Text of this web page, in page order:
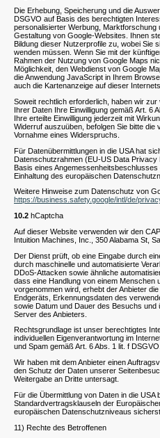
Die Erhebung, Speicherung und die
DSGVO auf Basis des berechtigten
personalisierter Werbung,
Gestaltung von Google-Websites. Ihnen
Bildung dieser Nutzerprofile zu, wobei Sie
wenden müssen. Wenn Sie mit der
Rahmen der Nutzung von Google Maps
Möglichkeit, den Webdienst von Google
die Anwendung JavaScript in Ihrem
auch die Kartenanzeige auf dieser
Soweit rechtlich erforderlich, haben wir
Ihrer Daten Ihre Einwilligung gemäß Art. 6
Ihre erteilte Einwilligung jederzeit mit
Widerruf auszuüben, befolgen Sie bitte
Vornahme eines Widerspruchs.
Für Datenübermittlungen in die USA hat
Datenschutzrahmen (EU-US Data
Basis eines
Einhaltung des europäischen
Weitere Hinweise zum Datenschutz von
https://business.safety.google/intl/de/
10.2 hCaptcha
Auf dieser Website verwenden wir den
Intuition Machines, Inc., 350 Alabama St,
Der Dienst prüft, ob eine Eingabe durch
durch maschinelle und automatisierte
DDoS-Attacken sowie ähnliche
dass eine Handlung von einem Menschen
vorgenommen wird, erhebt der Anbieter
Endgeräts, Erkennungsdaten des
sowie Datum und Dauer des Besuchs und
Server des Anbieters.
Rechtsgrundlage ist unser berechtigtes
individuellen Eigenverantwortung im
und Spam gemäß Art. 6 Abs. 1 lit. f DSGVO.
Wir haben mit dem Anbieter einen
den Schutz der Daten unserer
Weitergabe an Dritte untersagt.
Für die Übermittlung von Daten in die USA
Standardvertragsklauseln der
europäischen Datenschutzniveaus
11) Rechte des Betroffenen